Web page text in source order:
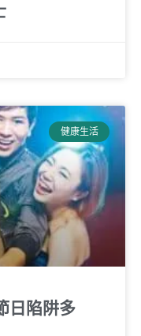
健康生活
日陷阱多